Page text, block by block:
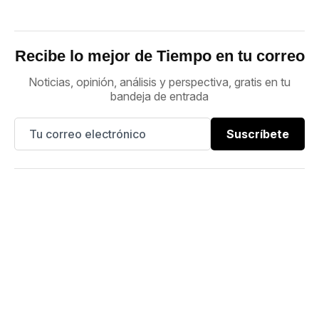
Recibe lo mejor de Tiempo en tu correo
Noticias, opinión, análisis y perspectiva, gratis en tu
bandeja de entrada
Suscríbete